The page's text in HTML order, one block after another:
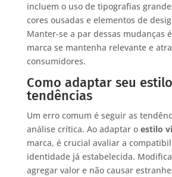
incluem o uso de tipografias
cores ousadas e elementos de
Manter-se a par dessas mudanças
marca se mantenha relevante e
consumidores.
Como adaptar seu
tendências
Um erro comum é seguir as
análise crítica. Ao adaptar o estilo
marca, é crucial avaliar a
identidade já estabelecida.
agregar valor e não causar